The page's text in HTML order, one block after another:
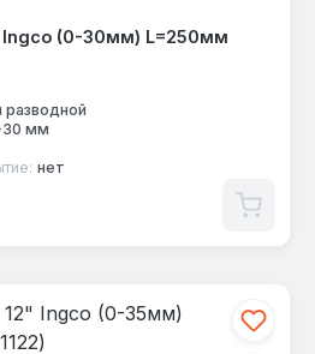
Ingco (0-30мм) L=250мм
разводной
мм
нет